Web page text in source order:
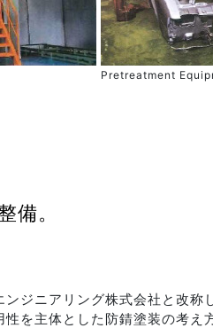
Pretreatment
備。
ジニアリング株式会社と改称
を主体とした防錆塗装の考